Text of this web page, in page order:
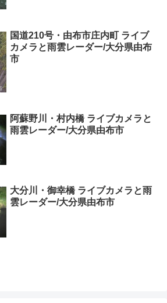
国道210号・由布市庄内町 ライブ
カメラと雨雲レーダー/大分県由布
市
阿蘇野川・村内橋 ライブカメラと
雨雲レーダー/大分県由布市
大分川・御幸橋 ライブカメラと雨
雲レーダー/大分県由布市